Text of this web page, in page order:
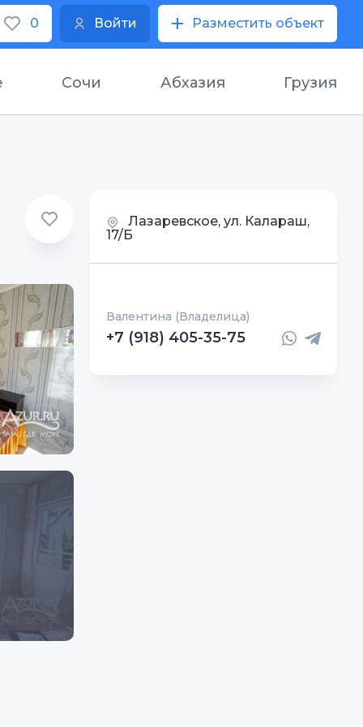
0 Войти Разместить объект
Сочи Абхазия Грузия
Лазаревское, ул. Калараш,
17/Б
Валентина (Владелица)
+7 (918) 405-35-75